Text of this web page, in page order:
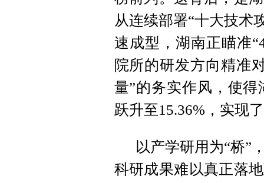
从连续部署“十大技术
速成型，湖南正瞄准
院所的研发方向精准
量”的务实作风，使
跃升至15.36%，实现
以产学研用为“桥”
科研成果难以真正落